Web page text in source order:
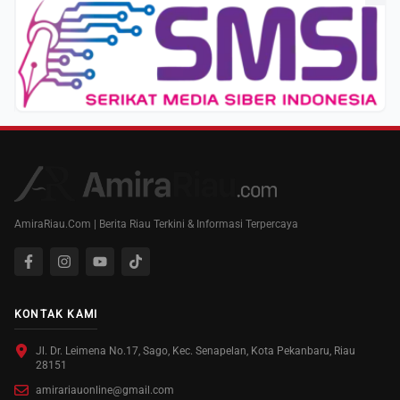
AmiraRiau.Com | Berita Riau Terkini & Informasi Terpercaya
KONTAK KAMI
Jl. Dr. Leimena No.17, Sago, Kec. Senapelan, Kota Pekanbaru, Riau
28151
amirariauonline@gmail.com